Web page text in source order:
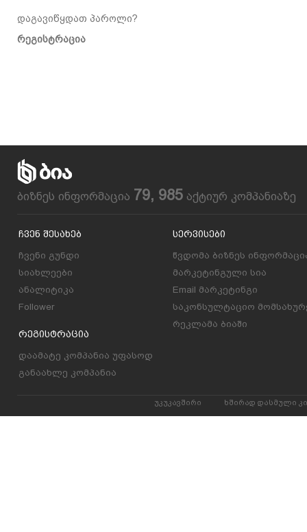
დაგავიწყდათ პაროლი?
რეგისტრაცია
ბიზნეს ინფორმაცია 79, 985 აქტიურ კომპანიაზე
Ჩვენ Შესახებ
ჩვენი გუნდი
სიახლეები
ანალიტიკა
Follower
Რეგისტრაცია
დაამატე კომპანია უფასოდ
განაახლე კომპანია
Სერვისები
წვდომა ბიზნეს
მარკეტინგული სია
Email მარკეტინგი
საკონსულტაციო
რეკლამა ბიაში
უკუკავშირი ხშირად დასმული